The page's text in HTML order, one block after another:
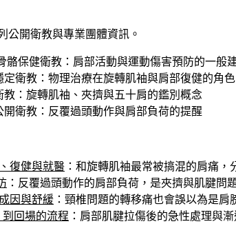
公開衛教與專業團體資訊。
骼保健衛教 ：肩部活動與運動傷害預防的一般
定衛教 ：物理治療在旋轉肌袖與肩部復健的角色
教 ：旋轉肌袖、夾擠與五十肩的鑑別概念
開衛教 ：反覆過頭動作與肩部負荷的提醒
復健與就醫 ：和旋轉肌袖最常被搞混的肩痛，
：反覆過頭動作的肩部負荷，是夾擠與肌腱問
因與舒緩 ：頸椎問題的轉移痛也會誤以為是肩
到回場的流程 ：肩部肌腱拉傷後的急性處理與漸